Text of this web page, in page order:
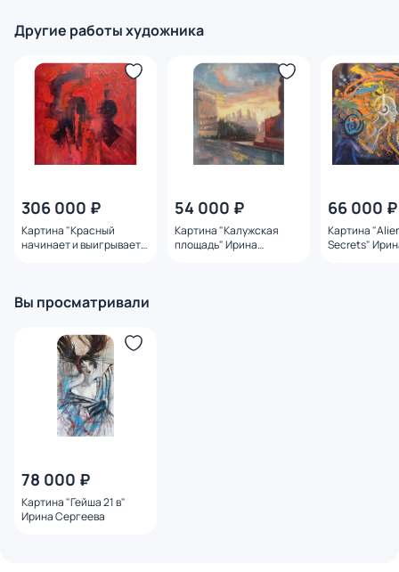
Другие работы художника
306 000 ₽
Картина "Красный
начинает и выигрывает"
54 000 ₽
Картина "Калужская
площадь" Ирина
66 000 ₽
Картина
Secrets"
Вы просматривали
78 000 ₽
Картина "Гейша 21 в"
Ирина Сергеева